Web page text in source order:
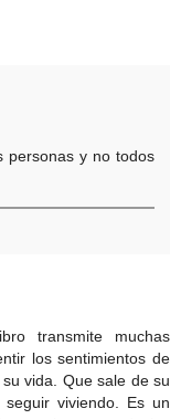
personas y no todos
transmite muchas
los sentimientos de
vida. Que sale de su
viviendo. Es un